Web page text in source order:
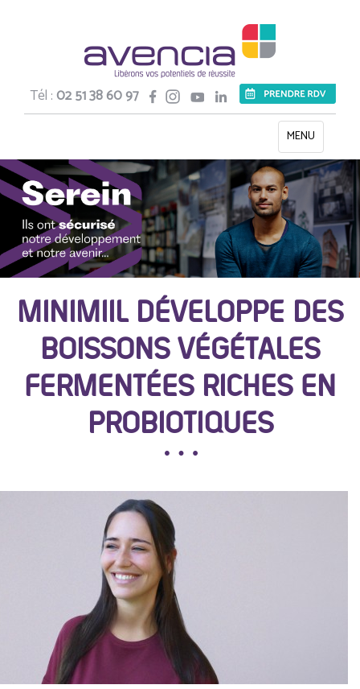
Tél :02 51 38 60 97
Toggle
navigation
MENU
MINIMIIL DÉVELOPPE DES
BOISSONS VÉGÉTALES
FERMENTÉES RICHES EN
PROBIOTIQUES